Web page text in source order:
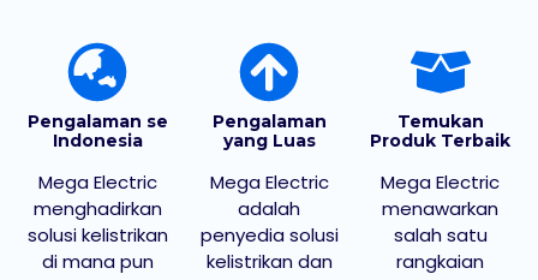
Pengalaman se
Indonesia
Mega Electric
menghadirkan
solusi kelistrikan
di mana pun
Pengalaman
yang Luas
Mega Electric
adalah
penyedia solusi
kelistrikan dan
Temukan
Produk Terbaik
Mega Electric
menawarkan
salah satu
rangkaian